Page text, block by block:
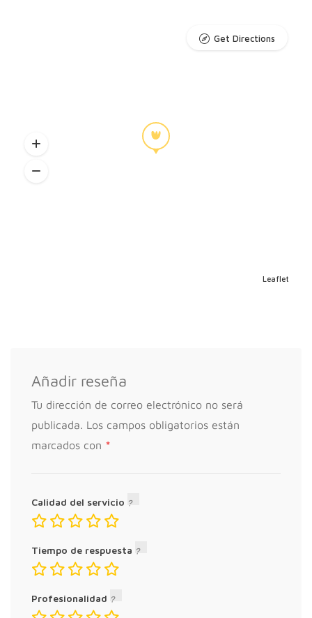
Leaflet
Get Directions
Añadir reseña
Tu dirección de correo electrónico no será
publicada. Los campos obligatorios están
marcados con *
Calidad del servicio
Tiempo de respuesta
Profesionalidad